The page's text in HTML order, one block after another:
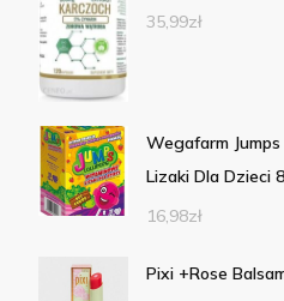
35,99zł
Wegafarm
Lizaki Dla Dzieci
16,98zł
Pixi +Rose